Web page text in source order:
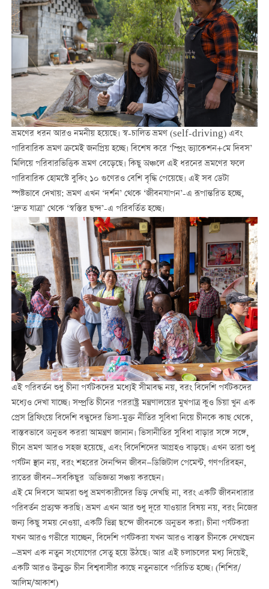
ভ্রমণের ধরন আরও নমনীয় হয়েছে। স্ব-চালিত ভ্রমণ (self-driving) এবং
পারিবারিক ভ্রমণ ক্রমেই জনপ্রিয় হচ্ছে। বিশেষ করে ‘স্প্রিং ভ্যাকেশন+মে দিবস’
মিলিয়ে পরিবারভিত্তিক ভ্রমণ বেড়েছে। কিছু অঞ্চলে এই ধরনের ভ্রমণের ফলে
পারিবারিক হোমস্টে বুকিং ১০ গুণেরও বেশি বৃদ্ধি পেয়েছে। এই সব ডেটা
স্পষ্টভাবে দেখায়: ভ্রমণ এখন ‘দর্শন’ থেকে ‘জীবনযাপন’-এ রূপান্তরিত হচ্ছে,
‘দ্রুত যাত্রা’ থেকে ‘স্বস্তির ছন্দ’-এ পরিবর্তিত হচ্ছে।
এই পরিবর্তন শুধু চীনা পর্যটকদের মধ্যেই সীমাবদ্ধ নয়, বরং বিদেশি পর্যটকদের
মধ্যেও দেখা যাচ্ছে। সম্প্রতি চীনের পররাষ্ট্র মন্ত্রণালয়ের মুখপাত্র কুও চিয়া খুন এক
প্রেস ব্রিফিংয়ে বিদেশি বন্ধুদের ভিসা-মুক্ত নীতির সুবিধা নিয়ে চীনকে কাছ থেকে,
বাস্তবভাবে অনুভব কররা আমন্ত্রণ জানান। ভিসানীতির সুবিধা বাড়ার সঙ্গে সঙ্গে,
চীনে ভ্রমণ আরও সহজ হয়েছে, এবং বিদেশিদের আগ্রহও বাড়ছে। এখন তারা শুধু
পর্যটন স্থান নয়, বরং শহরের দৈনন্দিন জীবন—ডিজিটাল পেমেন্ট, গণপরিবহন,
রাতের জীবন—সবকিছুর অভিজ্ঞতা সঞ্চয় করছেন।
এই মে দিবসে আমরা শুধু ভ্রমণকারীদের ভিড় দেখছি না, বরং একটি জীবনধারার
পরিবর্তন প্রত্যক্ষ করছি। ভ্রমণ এখন আর শুধু দূরে যাওয়ার বিষয় নয়, বরং নিজের
জন্য কিছু সময় নেওয়া, একটি ভিন্ন ছন্দে জীবনকে অনুভব করা। চীনা পর্যটকরা
যখন আরও গভীরে যাচ্ছেন, বিদেশি পর্যটকরা যখন আরও বাস্তব চীনকে দেখছেন
—ভ্রমণ এক নতুন সংযোগের সেতু হয়ে উঠছে। আর এই চলাচলের মধ্য দিয়েই,
একটি আরও উন্মুক্ত চীন বিশ্ববাসীর কাছে নতুনভাবে পরিচিত হচ্ছে। (শিশির/
আলিম/আকাশ)